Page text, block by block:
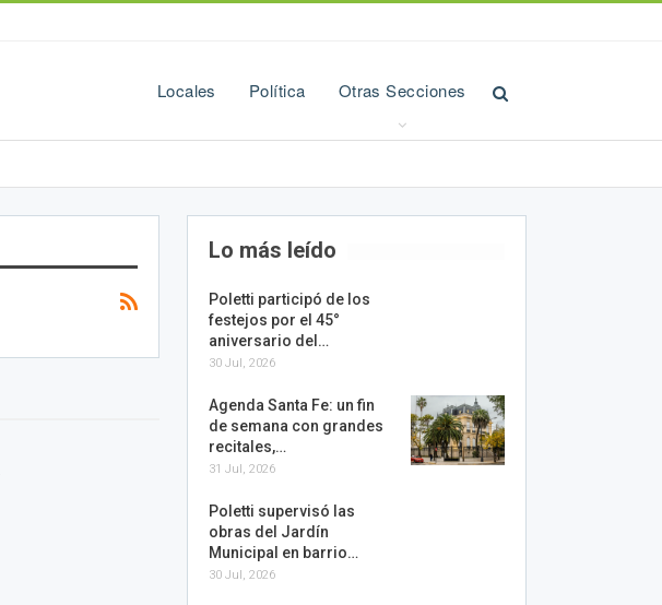
Locales Política Otras Secciones
Lo más leído
Poletti participó de los
festejos por el 45°
aniversario del…
30 Jul, 2026
Agenda Santa Fe: un fin
de semana con grandes
recitales,…
31 Jul, 2026
Poletti supervisó las
obras del Jardín
Municipal en barrio…
30 Jul, 2026